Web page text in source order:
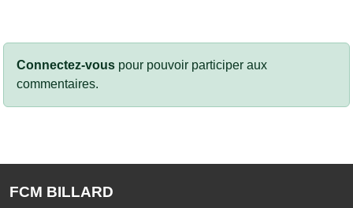
Connectez-vous pour pouvoir participer aux
commentaires.
FCM BILLARD